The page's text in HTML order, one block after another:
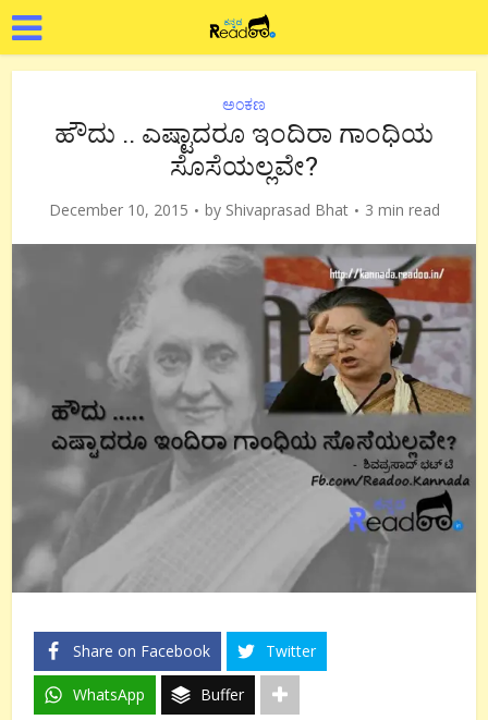
ಅಂಕಣ
ಹೌದು .. ಎಷ್ಟಾದರೂ ಇಂದಿರಾ ಗಾಂಧಿಯ
ಸೊಸೆಯಲ್ಲವೇ?
December 10, 2015 by Shivaprasad Bhat 3 min read
Share on Facebook Twitter
WhatsApp Buffer